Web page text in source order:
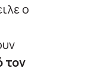
ο
τον